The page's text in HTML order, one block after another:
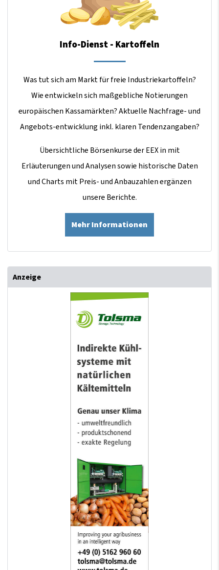
Info-Dienst - Kartoffeln
Was tut sich am Markt für freie Industriekartoffeln?
Wie entwickeln sich maßgebliche Notierungen
europäischen Kassamärkten? Aktuelle Nachfrage- und
Angebots-entwicklung inkl. klaren Tendenzangaben?
Übersichtliche Börsenkurse der EEX in mit
Erläuterungen und Analysen sowie historische Daten
und Charts mit Preis- und Anbauzahlen ergänzen
unsere Berichte.
Mehr Informationen
Anzeige